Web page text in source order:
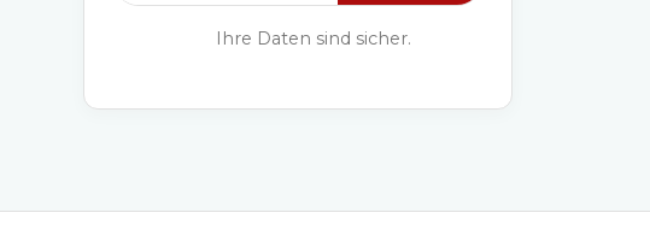
Ihre Daten sind sicher.